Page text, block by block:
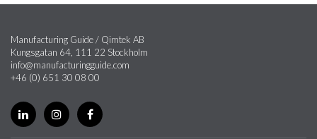
Manufacturing Guide / Qimtek AB
Kungsgatan 64, 111 22 Stockholm
info@manufacturingguide.com
+46 (0) 651 30 08 00